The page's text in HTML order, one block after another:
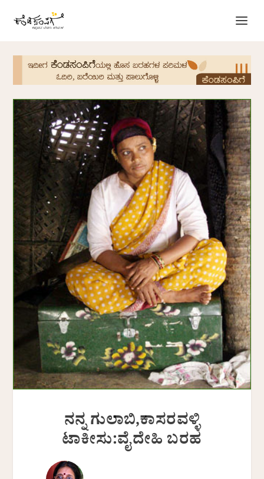
ನನ್ನ ಗುಲಾಬಿ,ಕಾಸರವಳ್ಳಿ
ಟಾಕೀಸು:ವೈದೇಹಿ ಬರಹ